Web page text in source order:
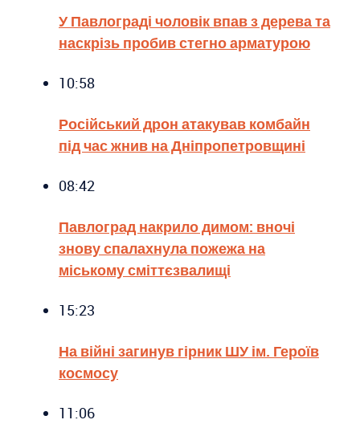
У Павлограді чоловік впав з дерева та
наскрізь пробив стегно арматурою
10:58
Російський дрон атакував комбайн
під час жнив на Дніпропетровщині
08:42
Павлоград накрило димом: вночі
знову спалахнула пожежа на
міському сміттєзвалищі
15:23
На війні загинув гірник ШУ ім. Героїв
космосу
11:06